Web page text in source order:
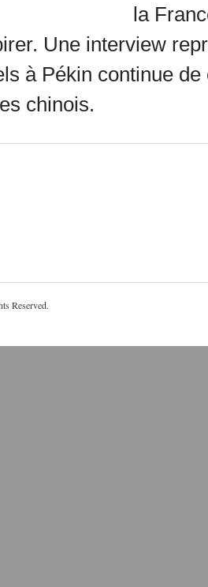
la
Une interview
à Pékin continue
chinois.
Reserved.